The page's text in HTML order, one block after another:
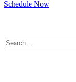
Schedule Now